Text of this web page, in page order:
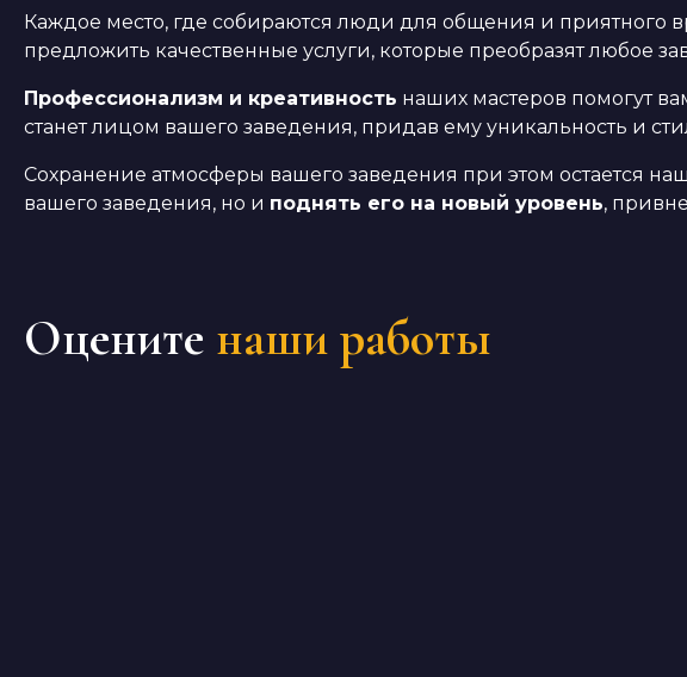
Каждое место, где собираются люди для общения и приятного
предложить качественные услуги, которые преобразят любое
Профессионализм и креативность наших мастеров помогут
станет лицом вашего заведения, придав ему уникальность и
Сохранение атмосферы вашего заведения при этом остается
вашего заведения, но и поднять его на новый уровень,
Оцените наши работы